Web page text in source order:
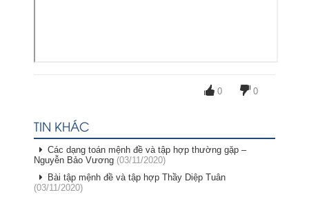
0
0
TIN KHÁC
Các dạng toán mệnh đề và tập hợp thường gặp –
Nguyễn Bảo Vương (03/11/2020)
Bài tập mệnh đề và tập hợp Thầy Diệp Tuân
(03/11/2020)